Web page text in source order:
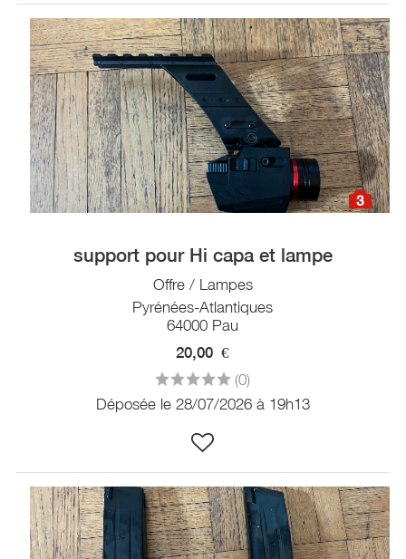
3
support pour Hi capa et lampe
Offre / Lampes
Pyrénées-Atlantiques
64000 Pau
20,00 €
(0)
Déposée le 28/07/2026 à 19h13